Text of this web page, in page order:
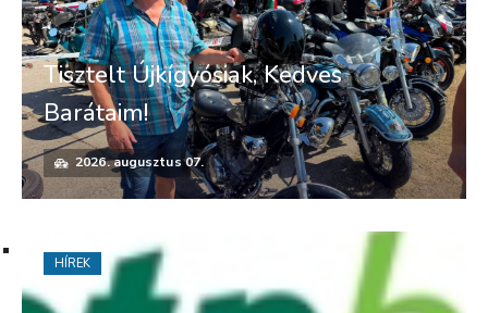
Tisztelt Újkígyósiak, Kedves
Barátaim!
2026. augusztus 07.
HÍREK